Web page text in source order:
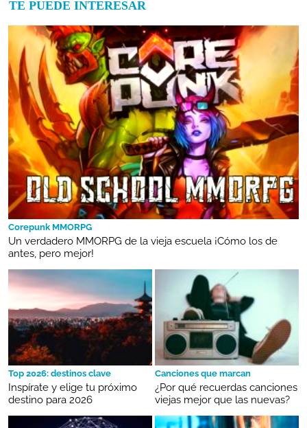
TE PUEDE INTERESAR
Corepunk MMORPG
Un verdadero MMORPG de la vieja escuela ¡Cómo los de
antes, pero mejor!
Top 2026: destinos clave
Inspírate y elige tu próximo
destino para 2026
Canciones que marcan
¿Por qué recuerdas canciones
viejas mejor que las nuevas?